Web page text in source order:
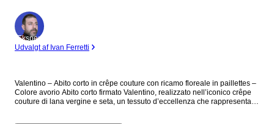
Ekspert
Udvalgt af Ivan Ferretti
Valentino – Abito corto in crêpe couture con ricamo floreale in paillettes –
Colore avorio Abito corto firmato Valentino, realizzato nell’iconico crêpe
couture di lana vergine e seta, un tessuto d’eccellenza che rappresenta